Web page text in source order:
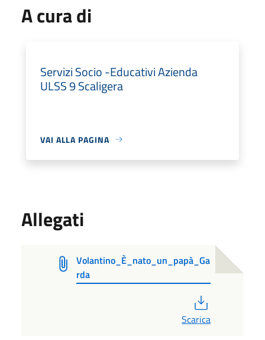
A cura di
Servizi Socio -Educativi Azienda
ULSS 9 Scaligera
VAI ALLA PAGINA
Allegati
Volantino_È_nato_un_papà_Ga
rda
Scarica